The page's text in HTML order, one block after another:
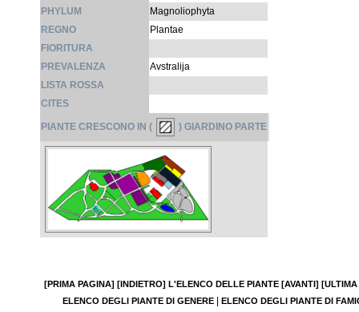
PHYLUM
Magnoliophyta
REGNO
Plantae
FIORITURA
PREVALENZA
Avstralija
LISTA ROSSA
CITES
PIANTE CRESCONO IN ( ) GIARDINO PARTE
[PRIMA PAGINA] [INDIETRO] L'ELENCO DELLE PIANTE [AVANTI]
ELENCO DEGLI PIANTE DI GENERE
ELENCO DEGLI PIANTE DI